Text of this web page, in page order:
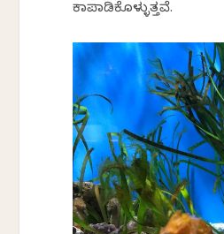
ಕಾಪಾಡಿಕೊಳ್ಳುತ್ತವೆ.